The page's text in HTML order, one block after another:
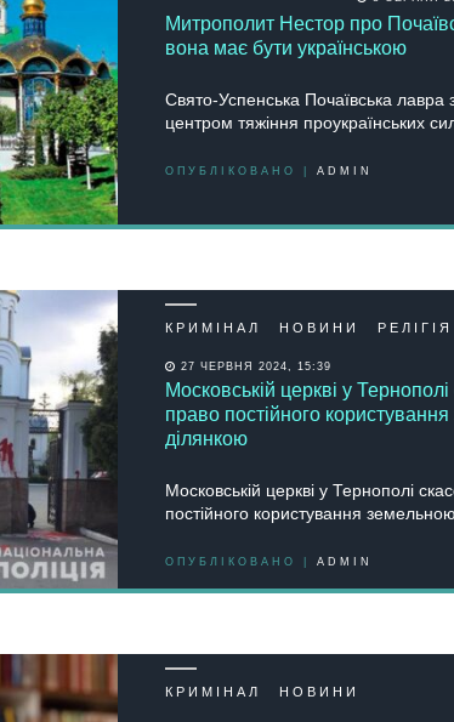
Митрополит Нестор про
вона має бути українською
Свято-Успенська Почаївська лавра
центром тяжіння проукраїнських
ОПУБЛІКОВАНО | ADMIN
КРИМІНАЛ НОВИНИ РЕЛІГІЯ
27 ЧЕРВНЯ 2024, 15:39
Московській церкві у
право постійного
ділянкою
Московській церкві у Тернополі
постійного користування
ОПУБЛІКОВАНО | ADMIN
КРИМІНАЛ НОВИНИ